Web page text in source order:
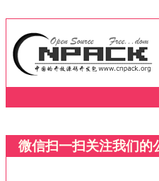
微信扫一扫关注我们的